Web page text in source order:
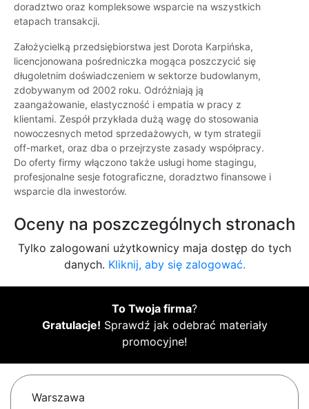
doradztwo oraz kompleksowe wsparcie na wszystkich
etapach transakcji.
Założycielką przedsiębiorstwa jest Dorota Karpińska,
licencjonowana pośredniczka mogąca poszczycić się
długoletnim doświadczeniem w sektorze budowlanym,
zdobywanym od 2002 roku. Odróżniają ją
zaangażowanie, elastyczność i empatia w pracy z
klientami. Zespół przykłada dużą wagę do stosowania
nowoczesnych metod sprzedażowych, w tym strategii
off-market, oraz dba o przejrzyste zasady współpracy.
Do oferty firmy włączono także usługi home stagingu,
profesjonalne sesje fotograficzne, doradztwo finansowe i
wsparcie dla inwestorów.
Oceny na poszczególnych stronach
Tylko zalogowani użytkownicy maja dostęp do tych
danych. Kliknij, aby się zalogować.
To Twoja firma?
Gratulacje! Sprawdź jak odebrać materiały
promocyjne!
Warszawa